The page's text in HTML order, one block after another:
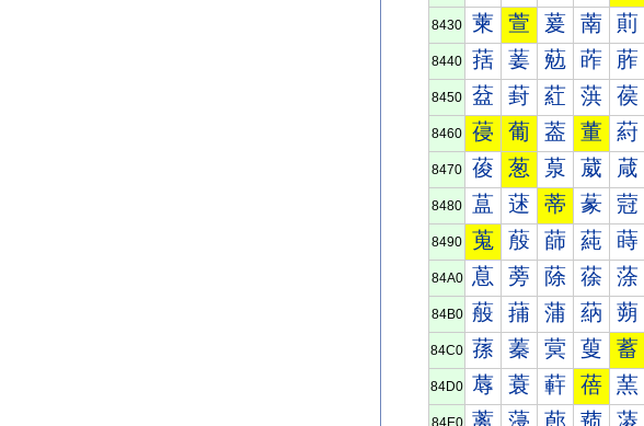
8430 萰 萱 萲 萳 萴
8440 葀 葁 葂 葃 葄
8450 葐 葑 葒 葓 葔
8460 葠 葡 葢 董 葤
8470 葰 葱 葲 葳 葴
8480 蒀 蒁 蒂 蒃 蒄
8490 蒐 蒑 蒒 蒓 蒔
84A0 蒠 蒡 蒢 蒣 蒤
84B0 蒰 蒱 蒲 蒳 蒴
84C0 蓀 蓁 蓂 蓃 蓄
84D0 蓐 蓑 蓒 蓓 蓔
84E0 蓠 蓡 蓢 蓣 蓤